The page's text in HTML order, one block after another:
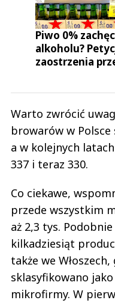
Piwo 0%
alkoholu?
zaostrzenia
Warto zwrócić
browarów w Polsce
a w kolejnych
337 i teraz 330.
Co ciekawe,
przede wszystkim
aż 2,3 tys.
kilkadziesiąt
także we
sklasyfikowano
mikrofirmy. W